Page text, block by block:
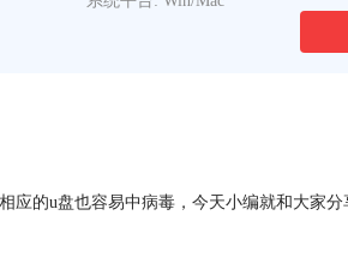
应的u盘也容易中病毒，今天小编就和大家